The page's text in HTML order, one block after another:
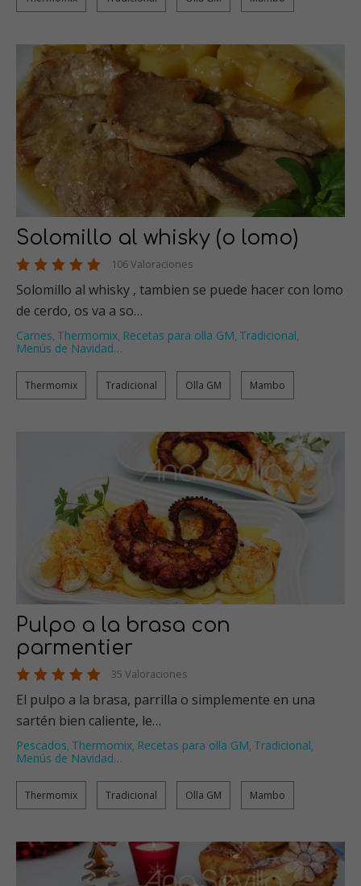
Solomillo al whisky (o lomo)
106 Valoraciones
Solomillo al whisky , tambien se puede hacer con lomo
de cerdo, os va a so…
Carnes, Thermomix, Recetas para olla GM, Tradicional,
Menús de Navidad…
Thermomix Tradicional Olla GM Mambo
Pulpo a la brasa con
parmentier
35 Valoraciones
El pulpo a la brasa, parrilla o simplemente en una
sartén bien caliente, le…
Pescados, Thermomix, Recetas para olla GM, Tradicional,
Menús de Navidad…
Thermomix Tradicional Olla GM Mambo